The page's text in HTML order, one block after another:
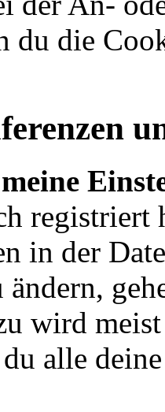
du die
registriert
in der
ändern,
wird
alle